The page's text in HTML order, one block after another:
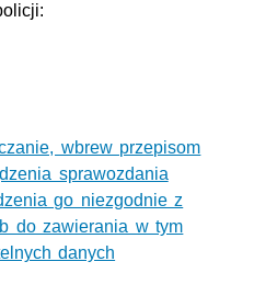
wbrew przepisom
sprawozdania
go niezgodnie z
do zawierania w tym
danych